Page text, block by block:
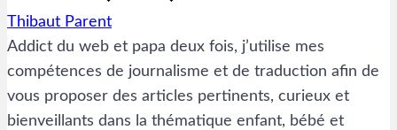
Thibaut Parent
Addict du web et papa deux fois, j’utilise mes
compétences de journalisme et de traduction afin de
vous proposer des articles pertinents, curieux et
bienveillants dans la thématique enfant, bébé et